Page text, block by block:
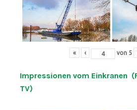
« ‹ von 5
Impressionen vom Einkranen
TV)